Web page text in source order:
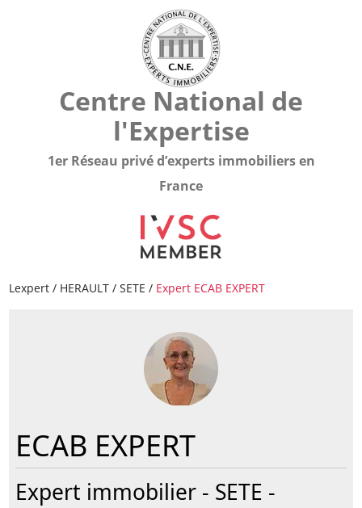
Centre National de
l'Expertise
1er Réseau privé d’experts immobiliers en
France
Lexpert / HERAULT /SETE / Expert ECAB EXPERT
ECAB EXPERT
Expert immobilier - SETE -